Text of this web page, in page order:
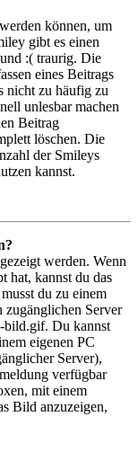
können, um
gibt es einen
:( traurig. Die
eines Beitrags
nicht zu häufig zu
unlesbar machen
Beitrag
löschen. Die
der Smileys
kannst.
werden. Wenn
hat, kannst du das
du zu einem
Server
bild.gif. Du kannst
eigenen PC
Server),
verfügbar
mit einem
Bild anzuzeigen,